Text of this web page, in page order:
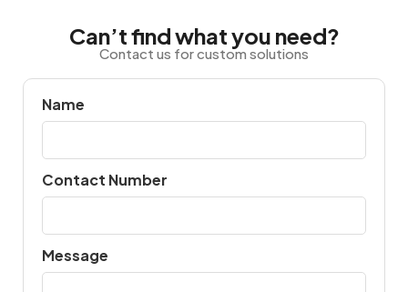
Can’t find what you need?
Contact us for custom solutions
Name
Contact Number
Message